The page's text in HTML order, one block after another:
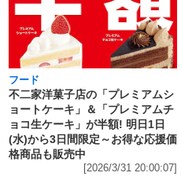
フード
不二家洋菓子店の「プレミアムシ
ョートケーキ」＆「プレミアムチ
ョコ生ケーキ」が半額! 明日1日
(水)から3日間限定～お得な応援価
格商品も販売中
[2026/3/31 20:00:07]